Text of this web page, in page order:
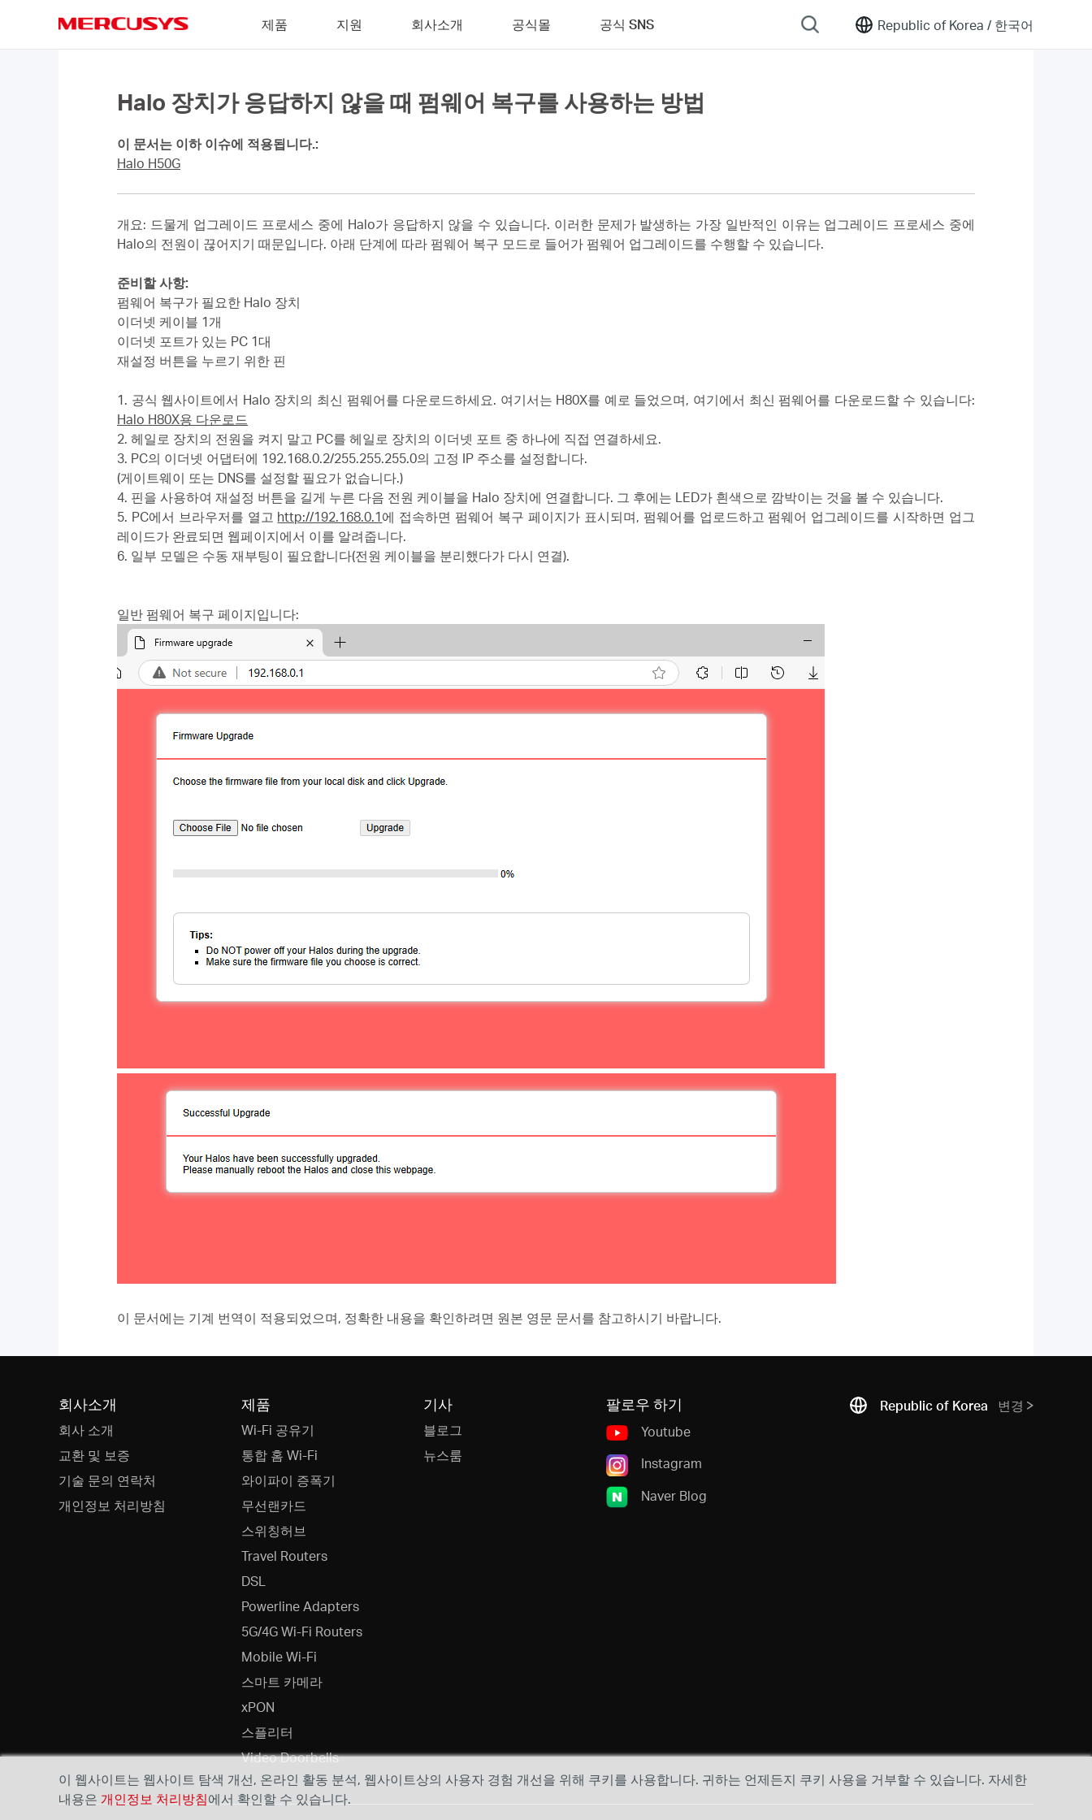
Republic of Korea / 한국어
제품 지원 회사소개 공식몰 공식 SNS
Halo 장치가 응답하지 않을 때 펌웨어 복구를 사용하는 방법
이 문서는 이하 이슈에 적용됩니다.:
Halo H50G
개요: 드물게 업그레이드 프로세스 중에 Halo가 응답하지 않을 수 있습니다. 이러한 문제가 발생하는 가장 일반적인 이유는 업그레이드 프로세스 중에
Halo의 전원이 끊어지기 때문입니다. 아래 단계에 따라 펌웨어 복구 모드로 들어가 펌웨어 업그레이드를 수행할 수 있습니다.
준비할 사항:
펌웨어 복구가 필요한 Halo 장치
이더넷 케이블 1개
이더넷 포트가 있는 PC 1대
재설정 버튼을 누르기 위한 핀
1. 공식 웹사이트에서 Halo 장치의 최신 펌웨어를 다운로드하세요. 여기서는 H80X를 예로 들었으며, 여기에서 최신 펌웨어를 다운로드할 수 있습니다:
Halo H80X용 다운로드
2. 헤일로 장치의 전원을 켜지 말고 PC를 헤일로 장치의 이더넷 포트 중 하나에 직접 연결하세요.
3. PC의 이더넷 어댑터에 192.168.0.2/255.255.255.0의 고정 IP 주소를 설정합니다.
(게이트웨이 또는 DNS를 설정할 필요가 없습니다.)
4. 핀을 사용하여 재설정 버튼을 길게 누른 다음 전원 케이블을 Halo 장치에 연결합니다. 그 후에는 LED가 흰색으로 깜박이는 것을 볼 수 있습니다.
5. PC에서 브라우저를 열고 http://192.168.0.1에 접속하면 펌웨어 복구 페이지가 표시되며, 펌웨어를 업로드하고 펌웨어 업그레이드를 시작하면 업그
레이드가 완료되면 웹페이지에서 이를 알려줍니다.
6. 일부 모델은 수동 재부팅이 필요합니다(전원 케이블을 분리했다가 다시 연결).
일반 펌웨어 복구 페이지입니다:
이 문서에는 기계 번역이 적용되었으며, 정확한 내용을 확인하려면 원본 영문 문서를 참고하시기 바랍니다.
회사소개
회사 소개
교환 및 보증
기술 문의 연락처
개인정보 처리방침
제품
Wi-Fi 공유기
통합 홈 Wi-Fi
와이파이 증폭기
무선랜카드
스위칭허브
Travel Routers
DSL
Powerline Adapters
5G/4G Wi-Fi Routers
Mobile Wi-Fi
스마트 카메라
xPON
스플리터
Video Doorbells
기사
블로그
뉴스룸
팔로우 하기
Youtube
Instagram
Naver Blog
Republic of Korea 변경
이 웹사이트는 웹사이트 탐색 개선, 온라인 활동 분석, 웹사이트상의 사용자 경험 개선을 위해 쿠키를 사용합니다. 귀하는 언제든지 쿠키 사용을 거부할 수 있습니다. 자세한
내용은 개인정보 처리방침에서 확인할 수 있습니다.